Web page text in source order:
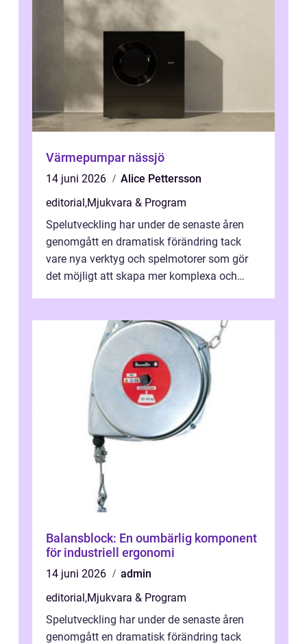
Värmepumpar nässjö
14 juni 2026
Alice Pettersson
editorial,Mjukvara & Program
Spelutveckling har under de senaste åren
genomgått en dramatisk förändring tack
vare nya verktyg och spelmotorer som gör
det möjligt att skapa mer komplexa och
Balansblock: En oumbärlig komponent
för industriell ergonomi
14 juni 2026
admin
editorial,Mjukvara & Program
Spelutveckling har under de senaste åren
genomgått en dramatisk förändring tack